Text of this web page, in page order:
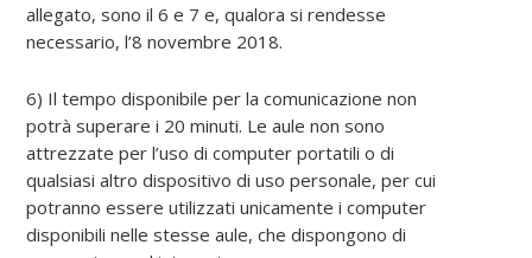
allegato, sono il 6 e 7 e, qualora si rendesse
necessario, l’8 novembre 2018.
6) Il tempo disponibile per la comunicazione non
potrà superare i 20 minuti. Le aule non sono
attrezzate per l’uso di computer portatili o di
qualsiasi altro dispositivo di uso personale, per cui
potranno essere utilizzati unicamente i computer
disponibili nelle stesse aule, che dispongono di